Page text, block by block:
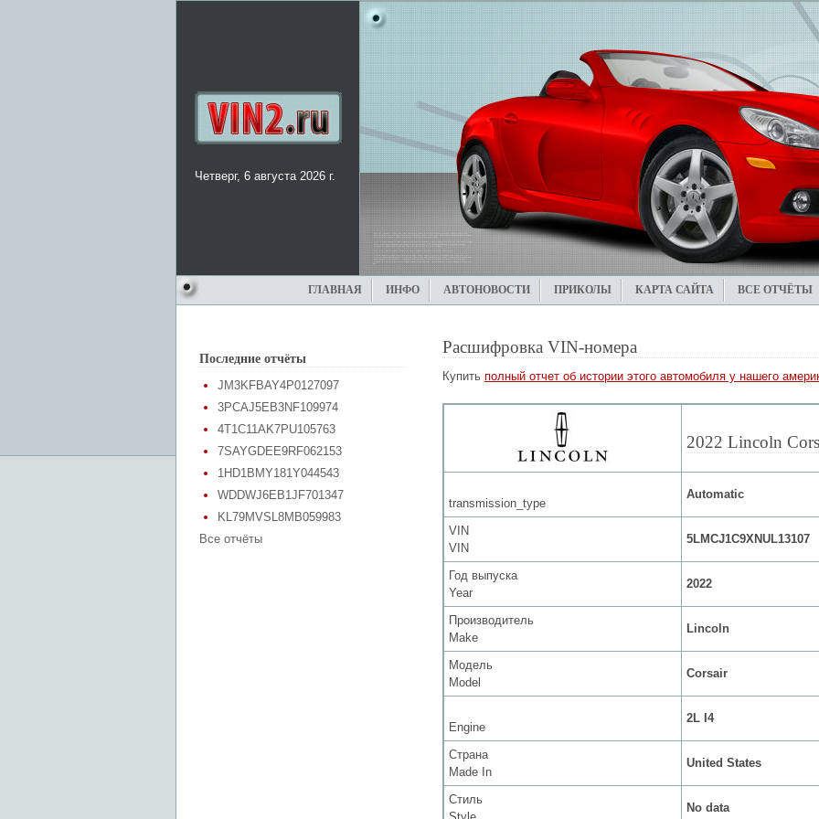
Четверг, 6 августа 2026 г.
ГЛАВНАЯ ИНФО АВТОНОВОСТИ ПРИКОЛЫ КАРТА САЙТА ВСЕ ОТЧЁТЫ
Последние отчёты
JM3KFBAY4P0127097
3PCAJ5EB3NF109974
4T1C11AK7PU105763
7SAYGDEE9RF062153
1HD1BMY181Y044543
WDDWJ6EB1JF701347
KL79MVSL8MB059983
Все отчёты
Расшифровка VIN-номера
Купить полный отчет об истории этого автомобиля у нашего
2022 Lincoln
transmission_type
Automatic
VIN
VIN
5LMCJ1C9XNUL13107
Год выпуска
Year
2022
Производитель
Make
Lincoln
Модель
Model
Corsair
Engine
2L I4
Страна
Made In
United States
Стиль
No data